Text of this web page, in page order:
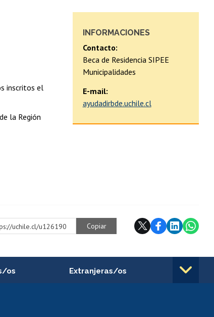
INFORMACIONES
Contacto:
Beca de Residencia SIPEE
Municipalidades
E-mail:
ayudadirbde.uchile.cl
inscritos el
la Región
uchile.cl/u126190 Copiar
os Extranjeras/os